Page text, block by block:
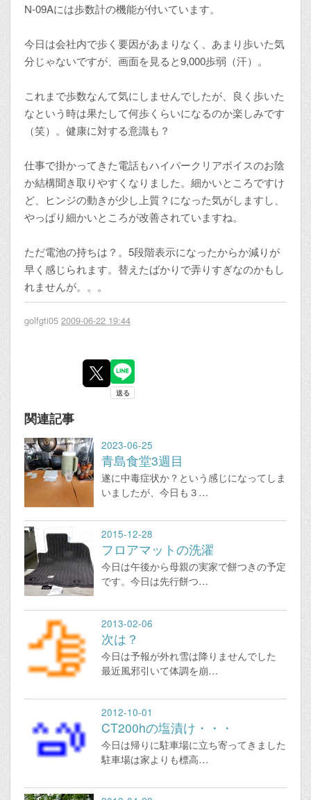
N-09Aには歩数計の機能が付いています。
今日は会社内で歩く要因があまりなく、あまり歩いた気
分じゃないですが、画面を見ると9,000歩弱（汗）。
これまで歩数なんて気にしませんでしたが、良く歩いた
なという時は果たして何歩くらいになるのか楽しみです
（笑）。健康に対する意識も？
仕事で掛かってきた電話もハイパークリアボイスのお陰
か結構聞き取りやすくなりました。細かいところですけ
ど、ヒンジの動きが少し上質？になった気がしますし、
やっぱり細かいところが改善されていますね。
ただ電池の持ちは？。5段階表示になったからか減りが
早く感じられます。替えたばかりで弄りすぎなのかもし
れませんが。。。
golfgti05 2009-06-22 19:44
関連記事
2023-06-25
青島食堂3週目
遂に中毒症状か？という感じになってしま
いましたが、今日も３…
2015-12-28
フロアマットの洗濯
今日は午後から母親の実家で餅つきの予定
です。今日は先行餅つ…
2013-02-06
次は？
今日は予報が外れ雪は降りませんでした
最近風邪引いて体調を崩…
2012-10-01
CT200hの塩漬け・・・
今日は帰りに駐車場に立ち寄ってきました
駐車場は家よりも標高…